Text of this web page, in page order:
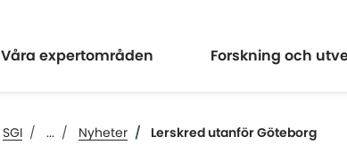
Expandera
Våra expertområden Expandera
Forskning och
SGI ... Nyheter Lerskred utanför Göteborg